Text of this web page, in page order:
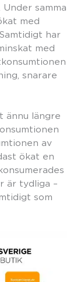
samma
med
har
med
snarare
ännu längre
av
ökat en
är tydliga –
som